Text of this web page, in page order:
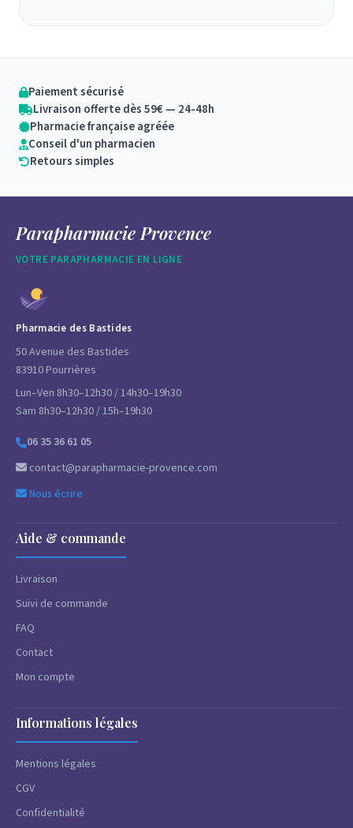
Paiement sécurisé
Livraison offerte dès 59€ — 24-48h
Pharmacie française agréée
Conseil d'un pharmacien
Retours simples
Parapharmacie Provence
VOTRE PARAPHARMACIE EN LIGNE
Pharmacie des Bastides
50 Avenue des Bastides
83910 Pourrières
Lun–Ven 8h30–12h30 / 14h30–19h30
Sam 8h30–12h30 / 15h–19h30
06 35 36 61 05
contact@parapharmacie-provence.com
Nous écrire
Aide & commande
Livraison
Suivi de commande
FAQ
Contact
Mon compte
Informations légales
Mentions légales
CGV
Confidentialité